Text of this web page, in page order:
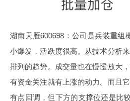
湖南天雁600698：公司是兵装重
小爆发，活跃度很高。从技术分析
排列的趋势。成交量也在慢慢放大
有资金关注就有上涨的动力。而且
有点回调，但下方的支撑位还是比